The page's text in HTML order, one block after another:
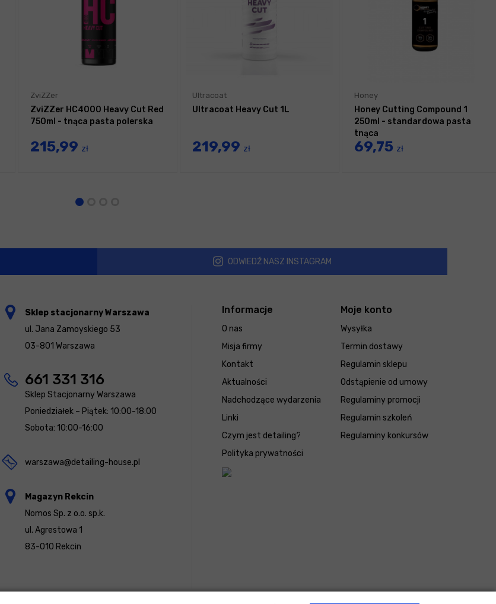
ZviZZer
ZviZZer HC4000 Heavy Cut Red
750ml - tnąca pasta polerska
215,99 zł
Ultracoat
Ultracoat Heavy Cut 1L
219,99 zł
Honey
Honey Cutting Compound 1
250ml - standardowa pasta
tnąca
69,75 zł
ODWIEDŹ NASZ INSTAGRAM
Informacje
O nas
Misja firmy
Kontakt
Aktualności
Nadchodzące wydarzenia
Linki
Czym jest detailing?
Polityka prywatności
Moje konto
Wysyłka
Termin dostawy
Regulamin sklepu
Odstąpienie od umowy
Regulaminy promocji
Regulamin szkoleń
Regulaminy konkursów
Sklep stacjonarny Warszawa
ul. Jana Zamoyskiego 53
03-801 Warszawa
661 331 316
Sklep Stacjonarny Warszawa
Poniedziałek – Piątek: 10:00-18:00
Sobota: 10:00-16:00
warszawa@detailing-house.pl
Magazyn Rekcin
Nomos Sp. z o.o. sp.k.
ul. Agrestowa 1
83-010 Rekcin